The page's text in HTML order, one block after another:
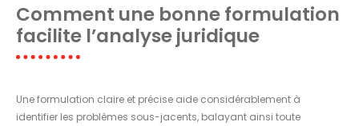
Comment une bonne formulation
facilite l’analyse juridique
Une formulation claire et précise aide considérablement à
identifier les problèmes sous-jacents, balayant ainsi toute